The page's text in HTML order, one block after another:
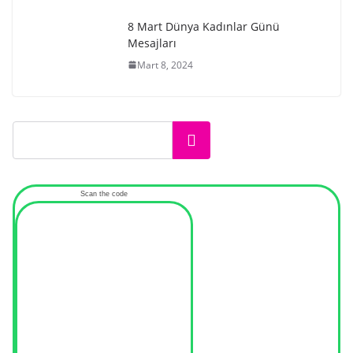
8 Mart Dünya Kadınlar Günü
Mesajları
Mart 8, 2024
Ara
Scan the code